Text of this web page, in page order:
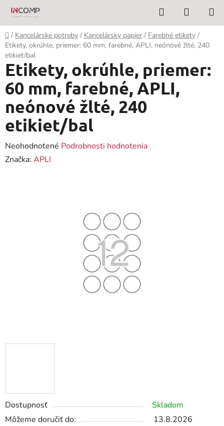
Prejsť
obsah
Hľadať
KOŠÍK
Domov
/ Kancelárske potreby / Kancelársky papier / Farebné etikety /
Etikety, okrúhle, priemer: 60 mm, farebné, APLI, neónové žlté, 240
etikiet/bal
Dostupnosť
Skladom
Môžeme doručiť do:
13.8.2026
Etikety, okrúhle, priemer:
60 mm, farebné, APLI,
neónové žlté, 240
etikiet/bal
Priemerné
hodnotenie
Neohodnotené Podrobnosti hodnotenia
Značka: APLI